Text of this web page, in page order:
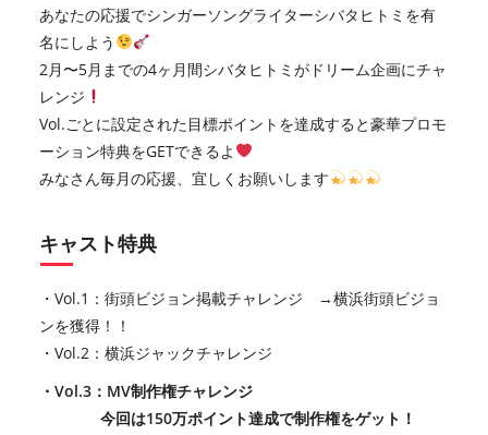
あなたの応援でシンガーソングライターシバタヒトミを有
名にしよう
2月〜5月までの4ヶ月間シバタヒトミがドリーム企画にチャ
レンジ
Vol.ごとに設定された目標ポイントを達成すると豪華プロモ
ーション特典をGETできるよ
みなさん毎月の応援、宜しくお願いします
キャスト特典
・Vol.1：街頭ビジョン掲載チャレンジ →横浜街頭ビジョ
ンを獲得！！
・Vol.2：横浜ジャックチャレンジ
・Vol.3：MV制作権チャレンジ
今回は150万ポイント達成で制作権をゲット！